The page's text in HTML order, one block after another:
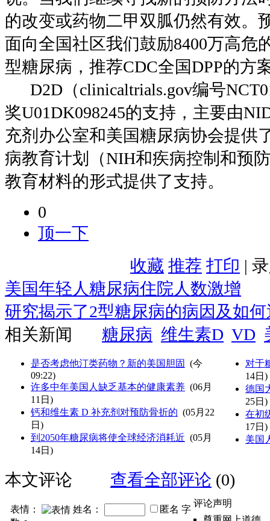
的改变或药物二甲双胍仍然有效。
面向全国社区我们鼓励8400万高危
型糖尿病，推荐CDC全国DPP的方
D2D（clinicaltrials.gov编号
奖U01DK098245的支持，主要由
充剂办公室和美国糖尿病协会提供
病教育计划（NIH和疾病控制和预
教育材料的形式提供了支持。
0
顶一下
收藏 推荐 打印 |
美国年轻人糖尿病住院人数激增
研究揭示了2型糖尿病的病因及如
相关新闻
糖尿病 维生素D VD
是否考虑他汀类药物？新的美国胆固 (今
09:22)
许多中年美国人缺乏基本的健康素养 (06月
11日)
钙和维生素 D 补充剂对预防骨折的 (05月22
日)
到2050年糖尿病将使全球经济消耗近 (05月
14日)
对于
14日)
德国
25日)
在初
17日)
美国
本文评论 查看全部评论 (0)
表情： 姓名： 匿名 字
评论声明